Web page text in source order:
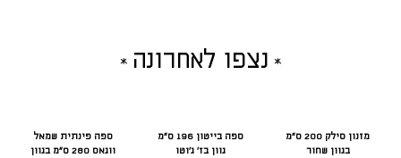
נצפו לאחרונה
מזנון סילק 200 ס"מ
בגוון שחור
ספה בייטון 196 ס"מ
גוון בז' ג'וטו
ספה פינתית שמאל
ווגאס 280 ס"מ בגוון